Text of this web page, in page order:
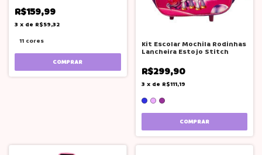
R$159,99
3 x de R$59,32
11 cores
COMPRAR
Kit Escolar Mochila Rodinhas
Lancheira Estojo Stitch
R$299,90
3 x de R$111,19
COMPRAR